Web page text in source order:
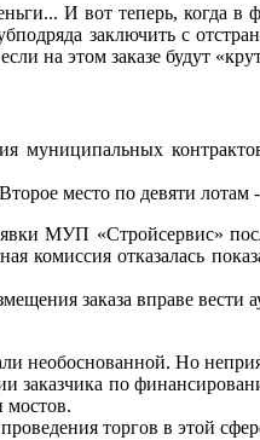
И вот теперь, когда в
заключить с
на этом заказе будут
муниципальных
место по девяти
МУП «Стройсервис»
комиссия отказалась
заказа вправе
необоснованной. Но
заказчика по
мостов.
торгов в этой